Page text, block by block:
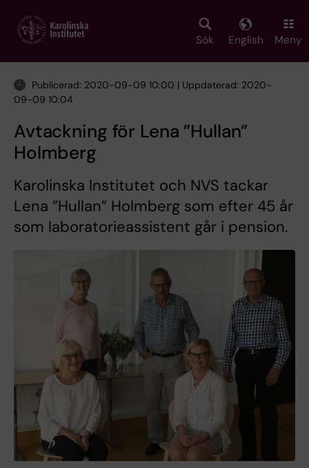
main
Sök English Meny
Publicerad: 2020-09-09 10:00 | Uppdaterad: 2020-
09-09 10:04
Avtackning för Lena ”Hullan”
Holmberg
Karolinska Institutet och NVS tackar
Lena ”Hullan” Holmberg som efter 45 år
som laboratorieassistent går i pension.